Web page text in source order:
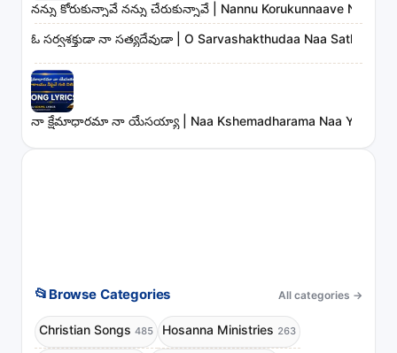
నన్ను కోరుకున్నావే నన్ను చేరుకున్నావే | Nannu Korukunnaave Nannu
ఓ సర్వశక్తుడా నా సత్యదేవుడా | O Sarvashakthudaa Naa
నా క్షేమాధారమా నా యేసయ్యా | Naa Kshemadharama Naa Yesayya
📂 Browse Categories All categories →
Christian Songs 485 Hosanna Ministries 263